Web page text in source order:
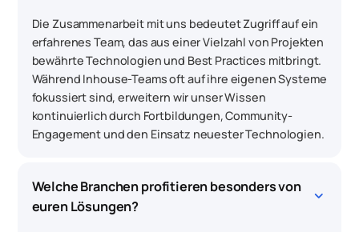
Die Zusammenarbeit mit uns bedeutet Zugriff auf ein
erfahrenes Team, das aus einer Vielzahl von Projekten
bewährte Technologien und Best Practices mitbringt.
Während Inhouse-Teams oft auf ihre eigenen Systeme
fokussiert sind, erweitern wir unser Wissen
kontinuierlich durch Fortbildungen, Community-
Engagement und den Einsatz neuester Technologien.
Welche Branchen profitieren besonders von
euren Lösungen?
keyboard_arrow_down